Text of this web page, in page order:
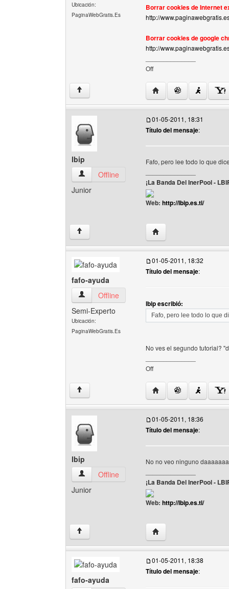
Ubicación:
PaginaWebGratis.Es
Borrar cookies de Internet
http://
Borrar cookies de google
http://
Off
↑ Visitar sitio web del
lbip
lbip Ver perfil del usuario
Offline
Junior
01-05-2011, 18:31
Título del mensaje:
Fafo, pero lee todo lo que
¡La Banda Del InerPool -
Web: http://lbip.es.tl/
↑ Visitar sitio web del
fafo-ayuda
fafo-ayuda Ver perfil del usuario
Offline
Semi-Experto
Ubicación:
PaginaWebGratis.Es
01-05-2011, 18:32
Título del mensaje:
lbip escribió:
Fafo, pero lee todo lo que
No ves el segundo tutorial?
Off
↑ Visitar sitio web del
lbip
lbip Ver perfil del usuario
Offline
Junior
01-05-2011, 18:36
Título del mensaje:
No no veo ninguno daaaaaaa
¡La Banda Del InerPool -
Web: http://lbip.es.tl/
↑ Visitar sitio web del
fafo-ayuda
01-05-2011, 18:38
Título del mensaje: